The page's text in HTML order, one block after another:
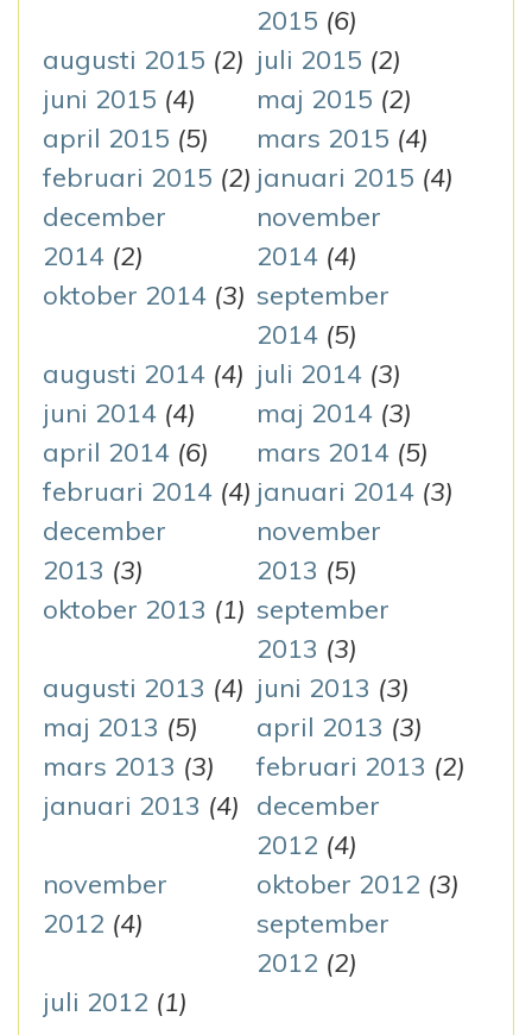
2015 (6)
augusti 2015 (2) juli 2015 (2)
juni 2015 (4) maj 2015 (2)
april 2015 (5) mars 2015 (4)
februari 2015 (2) januari 2015 (4)
december
2014 (2)
november
2014 (4)
oktober 2014 (3) september
2014 (5)
augusti 2014 (4) juli 2014 (3)
juni 2014 (4) maj 2014 (3)
april 2014 (6) mars 2014 (5)
februari 2014 (4) januari 2014 (3)
december
2013 (3)
november
2013 (5)
oktober 2013 (1) september
2013 (3)
augusti 2013 (4) juni 2013 (3)
maj 2013 (5) april 2013 (3)
mars 2013 (3) februari 2013 (2)
januari 2013 (4)
december
2012 (4)
november
2012 (4)
oktober 2012 (3)
september
2012 (2)
juli 2012 (1)